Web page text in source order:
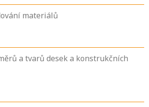
materiálů
a tvarů desek a konstrukčních